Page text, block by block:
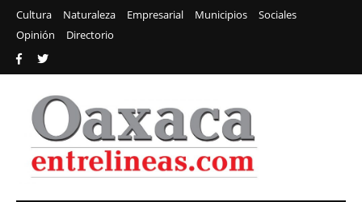
Cultura Naturaleza Empresarial Municipios
Sociales
Opinión
Directorio